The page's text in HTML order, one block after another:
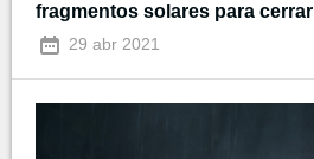
fragmentos solares para
29 abr 2021